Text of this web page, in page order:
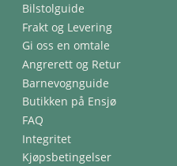
Bilstolguide
Frakt og Levering
Gi oss en omtale
Angrerett og Retur
Barnevognguide
Butikken på Ensjø
FAQ
Integritet
Kjøpsbetingelser